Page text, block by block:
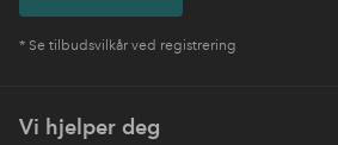
* Se tilbudsvilkår ved registrering
Vi hjelper deg